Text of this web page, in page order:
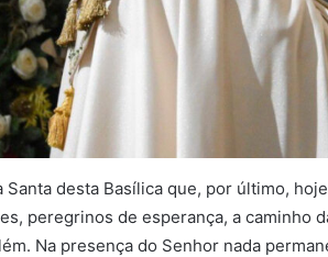
Santa desta Basílica que, por último,
peregrinos de esperança, a caminho
Na presença do Senhor nada